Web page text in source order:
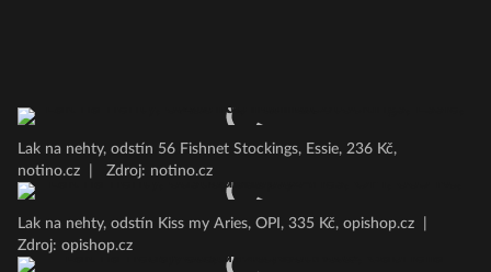
Lak na nehty, odstín 56 Fishnet Stockings, Essie, 236 Kč,
notino.cz
Zdroj: notino.cz
Lak na nehty, odstín Kiss my Aries, OPI, 335 Kč, opishop.cz
Zdroj: opishop.cz